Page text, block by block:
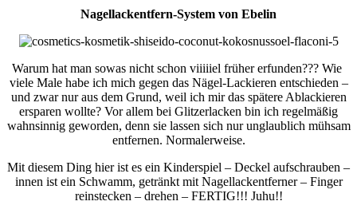
Nagellackentfern-System von Ebelin
Warum hat man sowas nicht schon viiiiiel früher erfunden??? Wie
viele Male habe ich mich gegen das Nägel-Lackieren entschieden –
und zwar nur aus dem Grund, weil ich mir das spätere Ablackieren
ersparen wollte? Vor allem bei Glitzerlacken bin ich regelmäßig
wahnsinnig geworden, denn sie lassen sich nur unglaublich mühsam
entfernen. Normalerweise.
Mit diesem Ding hier ist es ein Kinderspiel – Deckel aufschrauben –
innen ist ein Schwamm, getränkt mit Nagellackentferner – Finger
reinstecken – drehen – FERTIG!!! Juhu!!